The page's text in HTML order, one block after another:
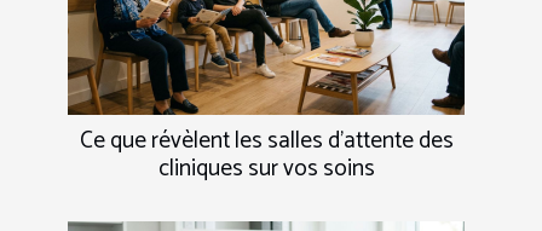
Ce que révèlent les salles d’attente des
cliniques sur vos soins